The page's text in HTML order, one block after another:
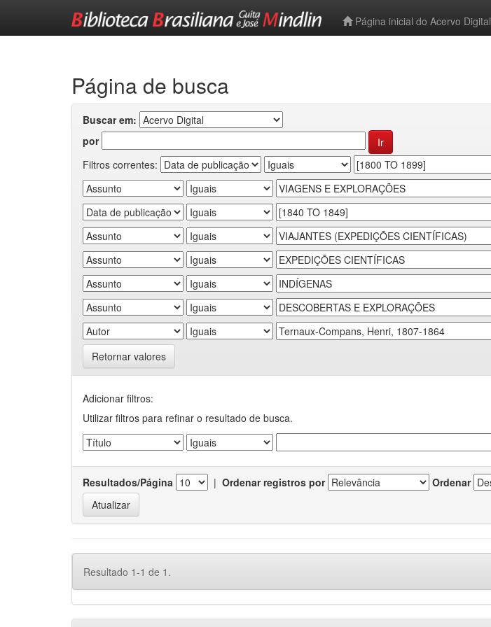
Página inicial do Acervo Digital
Página de busca
Buscar em:
por
Filtros correntes:
Retornar valores
Adicionar filtros:
Utilizar filtros para refinar o resultado de busca.
Resultados/Página | Ordenar registros por Ordenar
Resultado 1-1 de 1.